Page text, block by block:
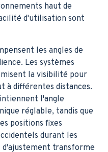
haut de
d'utilisation sont
les angles de
Les systèmes
la visibilité pour
à différentes distances.
l'angle
réglable, tandis que
positions fixes
durant les
transforme